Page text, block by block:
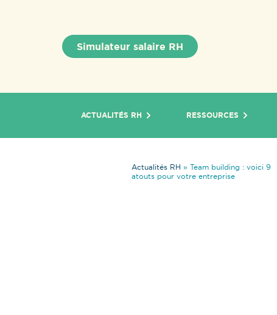
Simulateur salaire RH
ACTUALITÉS RH RESSOURCES
Actualités RH » Team building : voici 9
atouts pour votre entreprise